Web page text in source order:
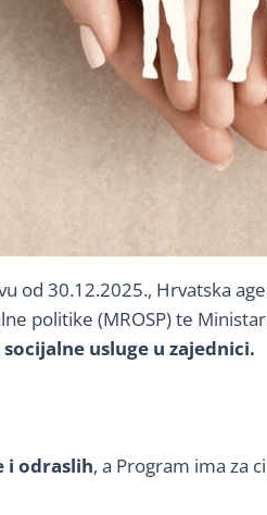
od 30.12.2025., Hrvatska
politike (MROSP) te
usluge u zajednici.
i odraslih, a Program ima za